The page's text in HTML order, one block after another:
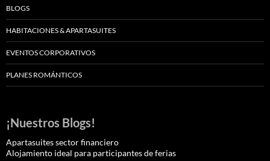
BLOGS
HABITACIONES & APARTASUITES
EVENTOS CORPORATIVOS
PLANES ROMÁNTICOS
¡Nuestros Blogs!
Apartasuites sector financiero
Alojamiento ideal para participantes de ferias